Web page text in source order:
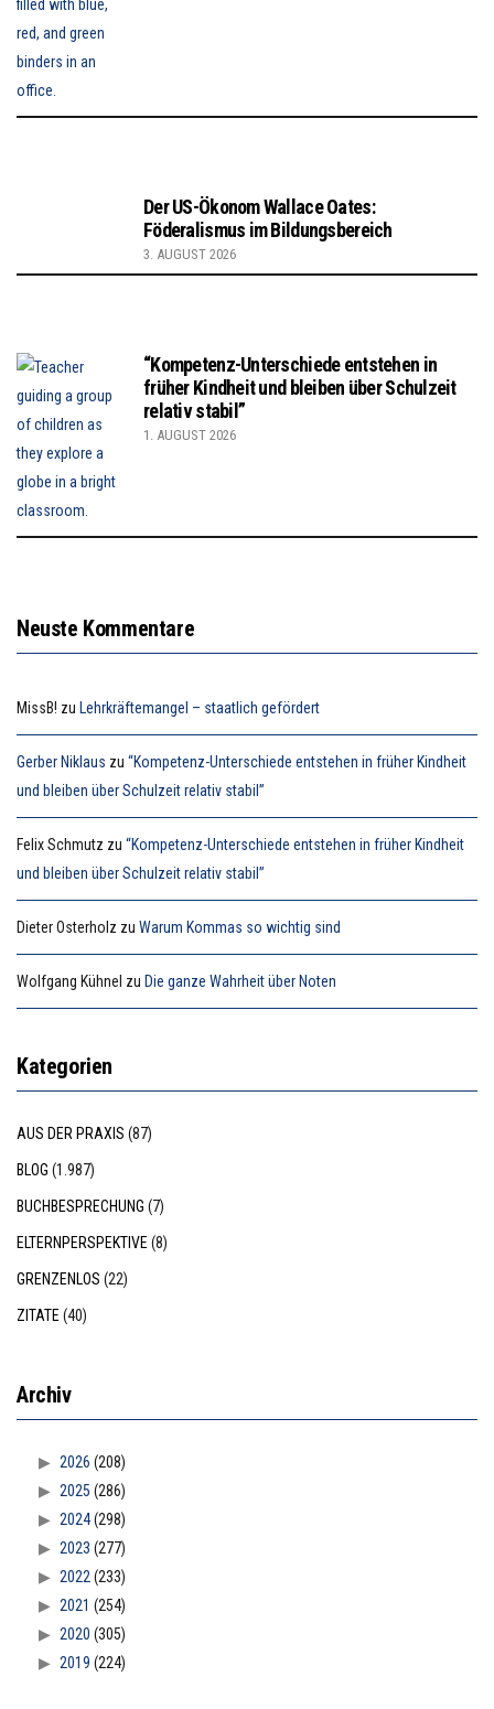
Der US-Ökonom Wallace Oates:
Föderalismus im Bildungsbereich
3. AUGUST 2026
“Kompetenz-Unterschiede entstehen in
früher Kindheit und bleiben über Schulzeit
relativ stabil”
1. AUGUST 2026
Neuste Kommentare
MissB! zu Lehrkräftemangel – staatlich gefördert
Gerber Niklaus zu “Kompetenz-Unterschiede entstehen in früher Kindheit
und bleiben über Schulzeit relativ stabil”
Felix Schmutz zu “Kompetenz-Unterschiede entstehen in früher Kindheit
und bleiben über Schulzeit relativ stabil”
Dieter Osterholz zu Warum Kommas so wichtig sind
Wolfgang Kühnel zu Die ganze Wahrheit über Noten
Kategorien
AUS DER PRAXIS (87)
BLOG (1.987)
BUCHBESPRECHUNG (7)
ELTERNPERSPEKTIVE (8)
GRENZENLOS (22)
ZITATE (40)
Archiv
2026 (208)
2025 (286)
2024(298)
2023 (277)
2022 (233)
2021 (254)
2020 (305)
2019 (224)